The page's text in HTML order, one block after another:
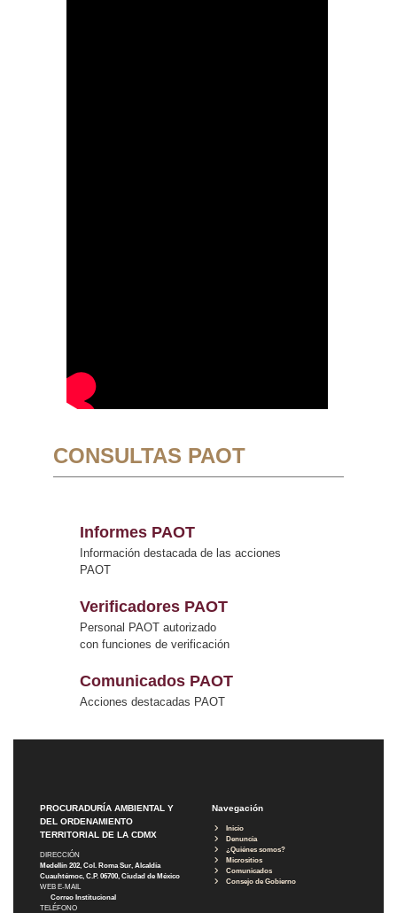
CONSULTAS PAOT
Informes PAOT
Información destacada de las acciones
PAOT
Verificadores PAOT
Personal PAOT autorizado
con funciones de verificación
Comunicados PAOT
Acciones destacadas PAOT
PROCURADURÍA AMBIENTAL Y
DEL ORDENAMIENTO
TERRITORIAL DE LA CDMX
DIRECCIÓN
Medellín 202, Col. Roma Sur, Alcaldía
Cuauhtémoc, C.P. 06700, Ciudad de México
WEB E-MAIL
Correo Institucional
TELÉFONO
Navegación
Inicio
Denuncia
¿Quiénes somos?
Micrositios
Comunicados
Consejo de Gobierno